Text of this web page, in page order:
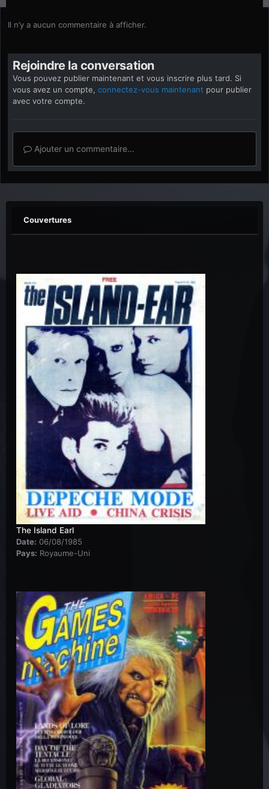
Il n’y a aucun commentaire à afficher.
Rejoindre la conversation
Vous pouvez publier maintenant et vous inscrire plus tard. Si
vous avez un compte, connectez-vous maintenant pour publier
avec votre compte.
Ajouter un commentaire…
Couvertures
The Island Earl
Date: 06/08/1985
Pays: Royaume-Uni